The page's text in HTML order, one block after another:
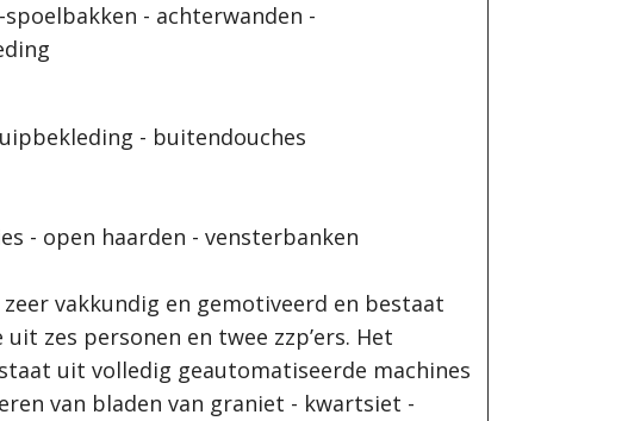
- achterwanden -
- buitendouches
- open haarden - vensterbanken
vakkundig en gemotiveerd en bestaat
zes personen en twee zzp’ers. Het
uit volledig geautomatiseerde machines
van bladen van graniet - kwartsiet -